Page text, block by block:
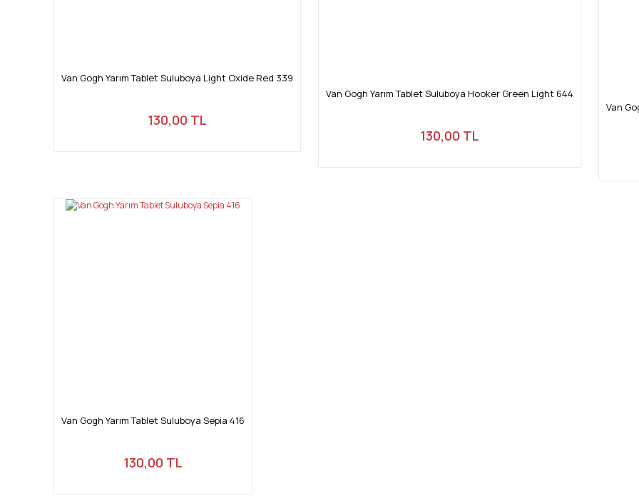
Van Gogh Yarım Tablet Suluboya Light Oxide Red 339
130,00 TL
Van Gogh Yarım Tablet Suluboya Hooker Green Light 644
130,00 TL
Van
Van Gogh Yarım Tablet Suluboya Sepia 416
130,00 TL